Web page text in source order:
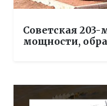
Советская
мощности,